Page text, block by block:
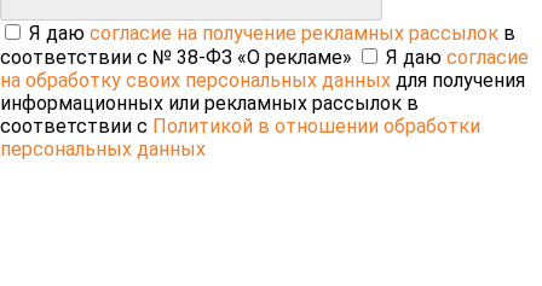
Я даю согласие на получение рекламных рассылок в
соответствии с № 38-ФЗ «О рекламе»
Я даю согласие
на обработку своих персональных данных для получения
информационных или рекламных рассылок в
соответствии с Политикой в отношении обработки
персональных данных